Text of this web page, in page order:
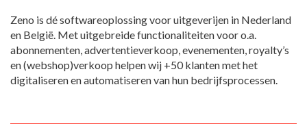
Zeno is dé softwareoplossing voor uitgeverijen in Nederland
en België. Met uitgebreide functionaliteiten voor o.a.
abonnementen, advertentieverkoop, evenementen, royalty’s
en (webshop)verkoop helpen wij +50 klanten met het
digitaliseren en automatiseren van hun bedrijfsprocessen.